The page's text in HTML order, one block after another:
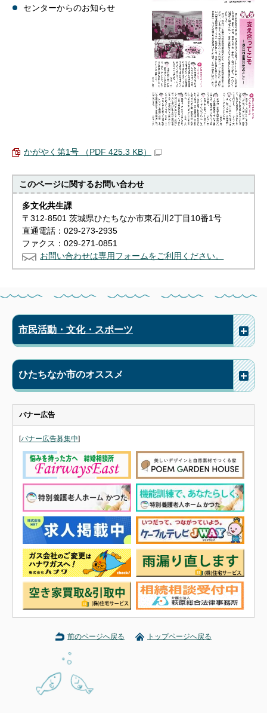
センターからのお知らせ
かがやく第1号 （PDF 425.3 KB）
このページに関するお問い合わせ
多文化共生課
〒312-8501 茨城県ひたちなか市東石川2丁目10番1号
直通電話：029-273-2935
ファクス：029-271-0851
お問い合わせは専用フォームをご利用ください。
市民活動・文化・スポーツ
ひたちなか市のオススメ
バナー広告
[バナー広告募集中]
前のページへ戻る トップページへ戻る